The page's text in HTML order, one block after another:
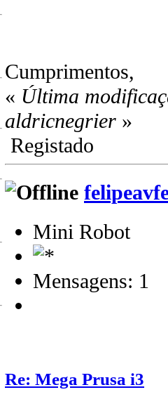
Cumprimentos,
« Última
aldricnegrier »
Registado
Mini Robot
Mensagens: 1
Re: Mega Prusa i3